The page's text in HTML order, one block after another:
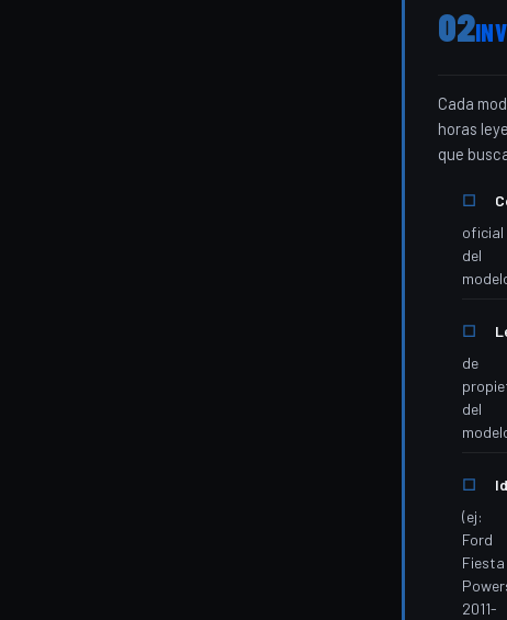
02
Cada
horas
que
oficial
del
de
del
(ej:
Ford
Fiesta
2011-